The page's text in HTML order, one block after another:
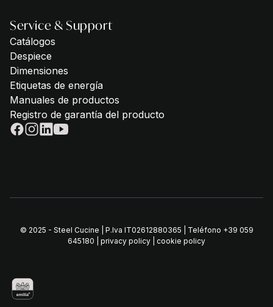
Service & Support
Catálogos
Despiece
Dimensiones
Etiquetas de energía
Manuales de productos
Registro de garantía del producto
© 2025 - Steel Cucine | P.Iva IT02612880365 | Teléfono +39 059
645180
privacy policy cookie policy